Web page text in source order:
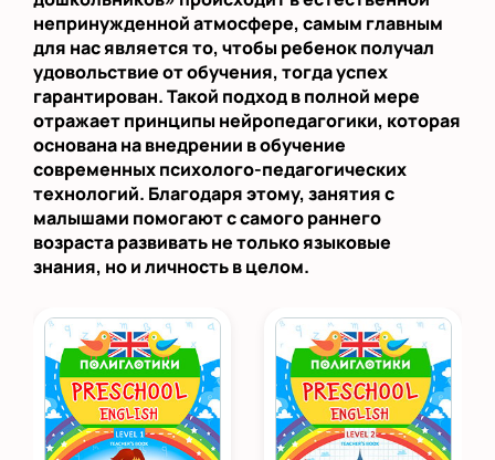
непринужденной атмосфере, самым главным
для нас является то, чтобы ребенок получал
удовольствие от обучения, тогда успех
гарантирован. Такой подход в полной мере
отражает принципы нейропедагогики, которая
основана на внедрении в обучение
современных психолого-педагогических
технологий. Благодаря этому, занятия с
малышами помогают с самого раннего
возраста развивать не только языковые
знания, но и личность в целом.